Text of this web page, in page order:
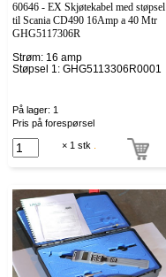
60646 - EX Skjøtekabel med støpsel
til Scania CD490 16Amp a 40 Mtr
GHG5117306R
Strøm: 16 amp
Støpsel 1: GHG5113306R0001
På lager: 1
Pris på forespørsel
× 1 stk